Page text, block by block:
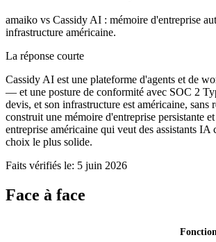
amaiko vs Cassidy AI : mémoire d'entreprise
infrastructure américaine.
La réponse courte
Cassidy AI est une plateforme d'agents et de
— et une posture de conformité avec SOC 2
devis, et son infrastructure est américaine,
construit une mémoire d'entreprise persistante
entreprise américaine qui veut des assistants
choix le plus solide.
Faits vérifiés le: 5 juin 2026
Face à face
Fonction